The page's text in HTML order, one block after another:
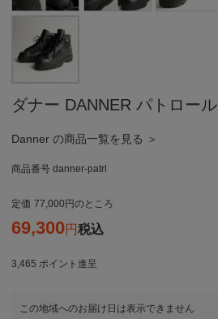
ダナー DANNER パトロール
Danner の商品一覧を見る ＞
商品番号 danner-patrl
定価 77,000 のところ
69,300 税込
3,465 ポイント進呈
この地域へのお届け日は表示できません